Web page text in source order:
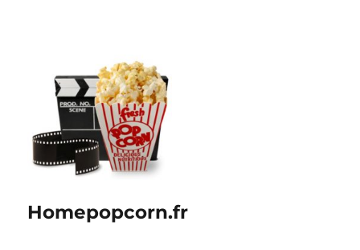
Homepopcorn.fr